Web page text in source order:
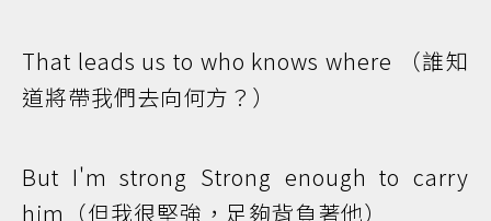
That leads us to who knows where （誰知
道將帶我們去向何方？）
But I'm strong Strong enough to carry
him（但我很堅強，足夠背負著他）